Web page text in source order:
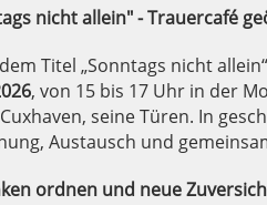
nicht allein" - Trauercafé
Titel „Sonntags nicht
, von 15 bis 17 Uhr in der
seine Türen. In
Austausch und
ordnen und neue